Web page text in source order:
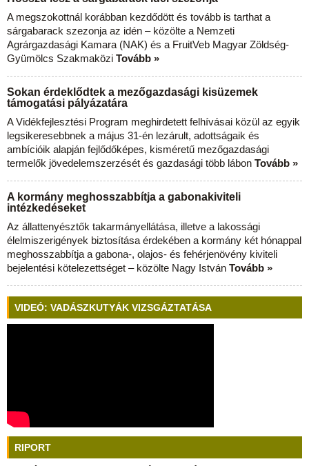
A megszokottnál korábban kezdődött és tovább is tarthat a
sárgabarack szezonja az idén – közölte a Nemzeti
Agrárgazdasági Kamara (NAK) és a FruitVeb Magyar Zöldség-
Gyümölcs Szakmaközi Tovább »
Sokan érdeklődtek a mezőgazdasági kisüzemek
támogatási pályázatára
A Vidékfejlesztési Program meghirdetett felhívásai közül az egyik
legsikeresebbnek a május 31-én lezárult, adottságaik és
ambícióik alapján fejlődőképes, kisméretű mezőgazdasági
termelők jövedelemszerzését és gazdasági több lábon Tovább »
A kormány meghosszabbítja a gabonakiviteli
intézkedéseket
Az állattenyésztők takarmányellátása, illetve a lakossági
élelmiszerigények biztosítása érdekében a kormány két hónappal
meghosszabbítja a gabona-, olajos- és fehérjenövény kiviteli
bejelentési kötelezettséget – közölte Nagy István Tovább »
VIDEÓ: VADÁSZKUTYÁK VIZSGÁZTATÁSA
RIPORT